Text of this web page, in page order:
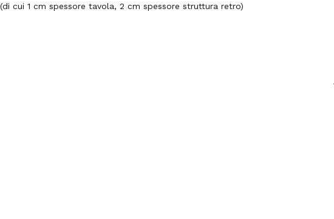
(di cui 1 cm spessore tavola, 2 cm spessore struttura retro)